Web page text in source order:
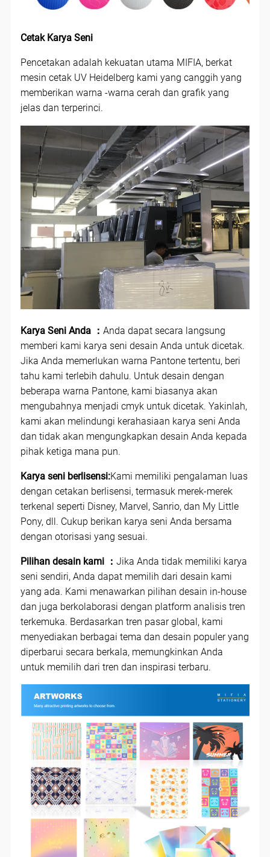
Cetak Karya Seni
Pencetakan adalah kekuatan utama MIFIA, berkat
mesin cetak UV Heidelberg kami yang canggih yang
memberikan warna -warna cerah dan grafik yang
jelas dan terperinci.
Karya Seni Anda ：Anda dapat secara langsung
memberi kami karya seni desain Anda untuk dicetak.
Jika Anda memerlukan warna Pantone tertentu, beri
tahu kami terlebih dahulu. Untuk desain dengan
beberapa warna Pantone, kami biasanya akan
mengubahnya menjadi cmyk untuk dicetak. Yakinlah,
kami akan melindungi kerahasiaan karya seni Anda
dan tidak akan mengungkapkan desain Anda kepada
pihak ketiga mana pun.
Karya seni berlisensi:Kami memiliki pengalaman luas
dengan cetakan berlisensi, termasuk merek-merek
terkenal seperti Disney, Marvel, Sanrio, dan My Little
Pony, dll. Cukup berikan karya seni Anda bersama
dengan otorisasi yang sesuai.
Pilihan desain kami ：Jika Anda tidak memiliki karya
seni sendiri, Anda dapat memilih dari desain kami
yang ada. Kami menawarkan pilihan desain in-house
dan juga berkolaborasi dengan platform analisis tren
terkemuka. Berdasarkan tren pasar global, kami
menyediakan berbagai tema dan desain populer yang
diperbarui secara berkala, memungkinkan Anda
untuk memilih dari tren dan inspirasi terbaru.